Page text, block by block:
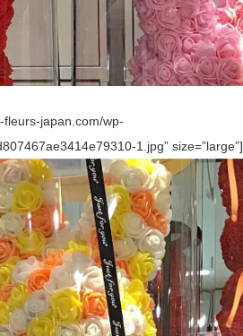
fleurs-japan.com/wp-
1.jpg” size=”large”]